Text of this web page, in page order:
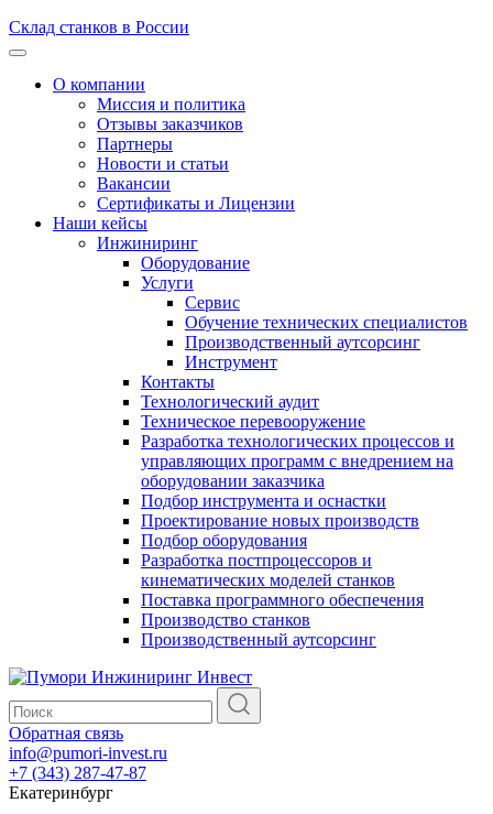
Склад станков в России
О компании
Миссия и политика
Отзывы заказчиков
Партнеры
Новости и статьи
Вакансии
Сертификаты и Лицензии
Наши кейсы
Инжиниринг
Оборудование
Услуги
Сервис
Обучение технических специалистов
Производственный аутсорсинг
Инструмент
Контакты
Технологический аудит
Техническое перевооружение
Разработка технологических процессов и
управляющих программ с внедрением на
оборудовании заказчика
Подбор инструмента и оснастки
Проектирование новых производств
Подбор оборудования
Разработка постпроцессоров и
кинематических моделей станков
Поставка программного обеспечения
Производство станков
Производственный аутсорсинг
Обратная связь
info@pumori-invest.ru
+7 (343) 287-47-87
Екатеринбург